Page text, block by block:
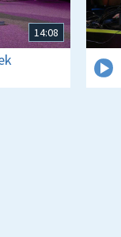
14:08